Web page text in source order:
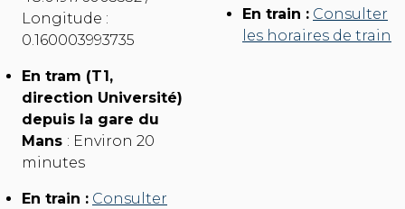
Longitude :
0.160003993735
En tram (T1,
direction Université)
depuis la gare du
Mans : Environ 20
minutes
En train : Consulter
En train : Consulter
les horaires de train